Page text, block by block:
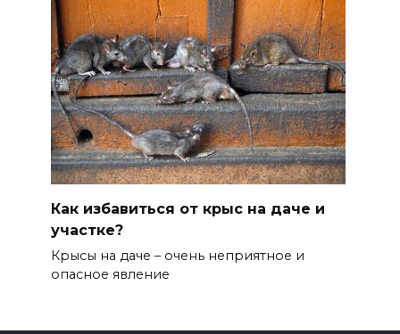
Как избавиться от крыс на даче и
участке?
Крысы на даче – очень неприятное и
опасное явление